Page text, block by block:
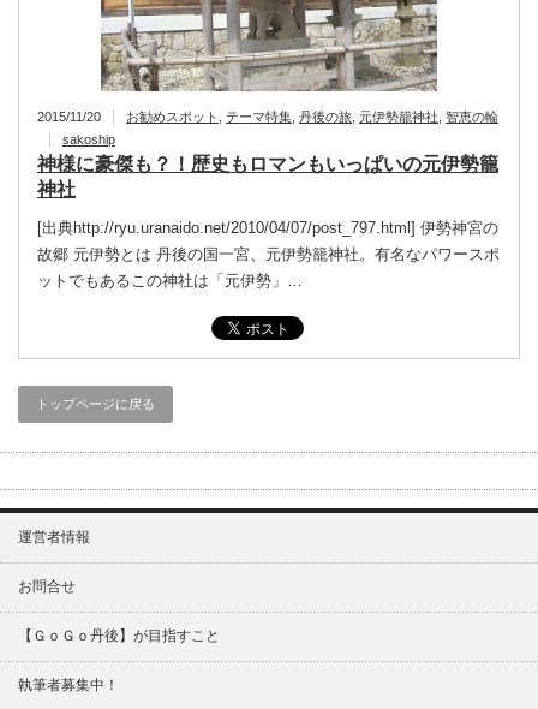
2015/11/20 お勧めスポット テーマ特集 丹後の旅 元伊勢籠神社 智恵の輪
sakoship
神様に豪傑も？！歴史もロマンもいっぱいの元伊勢籠
神社
[出典http://ryu.uranaido.net/2010/04/07/post_797.html] 伊勢神宮の
故郷 元伊勢とは 丹後の国一宮、元伊勢籠神社。有名なパワースポ
ットでもあるこの神社は「元伊勢」…
トップページに戻る
運営者情報
お問合せ
【ＧｏＧｏ丹後】が目指すこと
執筆者募集中！